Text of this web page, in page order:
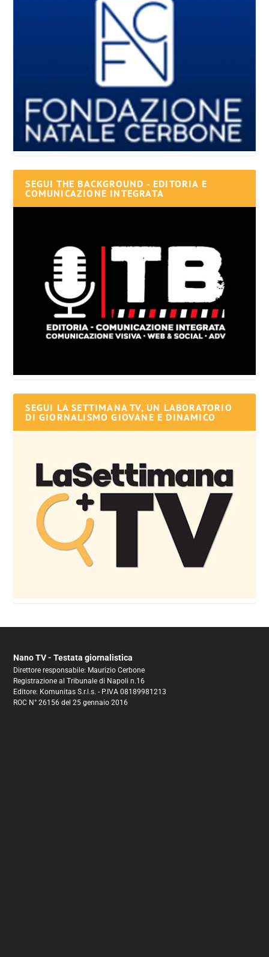
SEGUI THE BACKGROUND - EDITORIA E
COMUNICAZIONE INTEGRATA
SEGUI LA SETTIMANA TV, UN LABORATORIO
DI GIORNALISMO GIOVANE E DINAMICO
Nano TV - Testata giornalistica
Direttore responsabile: Maurizio Cerbone
Registrazione al Tribunale di Napoli n.16
Editore: Komunitas S.r.l.s. - P.IVA 08189981213
ROC N° 26156 del 25 gennaio 2016